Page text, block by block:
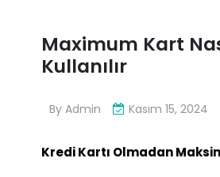
Maximum Kart
Kullanılır
By Admin Kasım 15, 2024
Kredi Kartı Olmadan